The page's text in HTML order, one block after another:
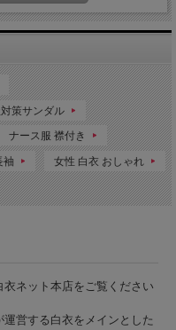
策サンダル
ナース服 襟付き
袖 女性 白衣 おしゃれ
ネット本店をご覧ください
営する白衣をメインとした